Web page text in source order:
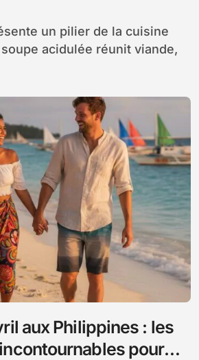
acidulée réunit viande,
aux Philippines : les
pour